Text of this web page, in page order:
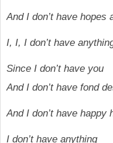
And I don’t have hopes
I, I, I don’t have
Since I don’t have you
And I don’t have fond
And I don’t have happy
I don’t have anything